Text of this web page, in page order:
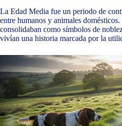
La Edad Media fue un periodo de
entre humanos y animales
consolidaban como símbolos de
vivían una historia marcada por la